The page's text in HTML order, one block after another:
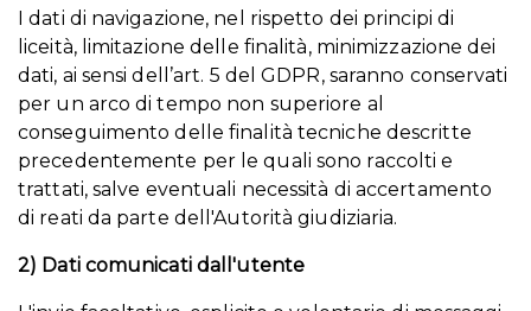
I dati di navigazione, nel rispetto dei principi di
liceità, limitazione delle finalità, minimizzazione dei
dati, ai sensi dell’art. 5 del GDPR, saranno conservati
per un arco di tempo non superiore al
conseguimento delle finalità tecniche descritte
precedentemente per le quali sono raccolti e
trattati, salve eventuali necessità di accertamento
di reati da parte dell'Autorità giudiziaria.
2) Dati comunicati dall'utente